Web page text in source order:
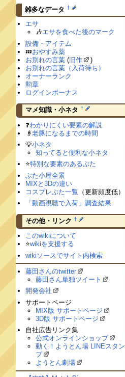
雑多なデータ †
エサ
🎶エサを食べた後のマーク
設備・アイテム
💤おやすみ薬
お別れの言葉 (旧作
)
お別れの言葉（入荷待ち）
オーナーランク
勲章
ログインボーナス
マメ知識・小ネタ †
❓わかりにくい要素の解説
👴老豚になるまでの時間
💡小ネタ
知ってると便利な小ネタ
⭐️特別な要素のあるぶた
ぶた小屋全景
MIXと3Dの違い
コスプレぶた一覧 （更新頻度低）
「動画視聴で入荷」調査結果
その他・リンク †
このwikiについて
⭐️wikiを支援する
wikiソースでサイト内検索
藤田さんのtwitter
藤田さん単独ツイート
開発会社
サポートページ
MIX版 サポートページ
3D版 サポートページ
自社広告リンク集
公式オンラインショップ
動く！ようとん場 LINEスタン
プ
ようとん劇場